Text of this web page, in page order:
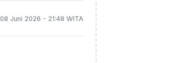
08 Juni 2026 - 21:48 WITA